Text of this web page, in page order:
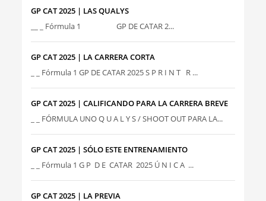
GP CAT 2025 | LAS QUALYS
__ _ Fórmula 1 GP DE CATAR 2...
GP CAT 2025 | LA CARRERA CORTA
_ _ Fórmula 1 GP DE CATAR 2025 S P R I N T R ...
GP CAT 2025 | CALIFICANDO PARA LA CARRERA BREVE
_ _ FÓRMULA UNO Q U A L Y S / SHOOT OUT PARA LA...
GP CAT 2025 | SÓLO ESTE ENTRENAMIENTO
_ _ Fórmula 1 G P D E CATAR 2025 Ú N I C A ...
GP CAT 2025 | LA PREVIA